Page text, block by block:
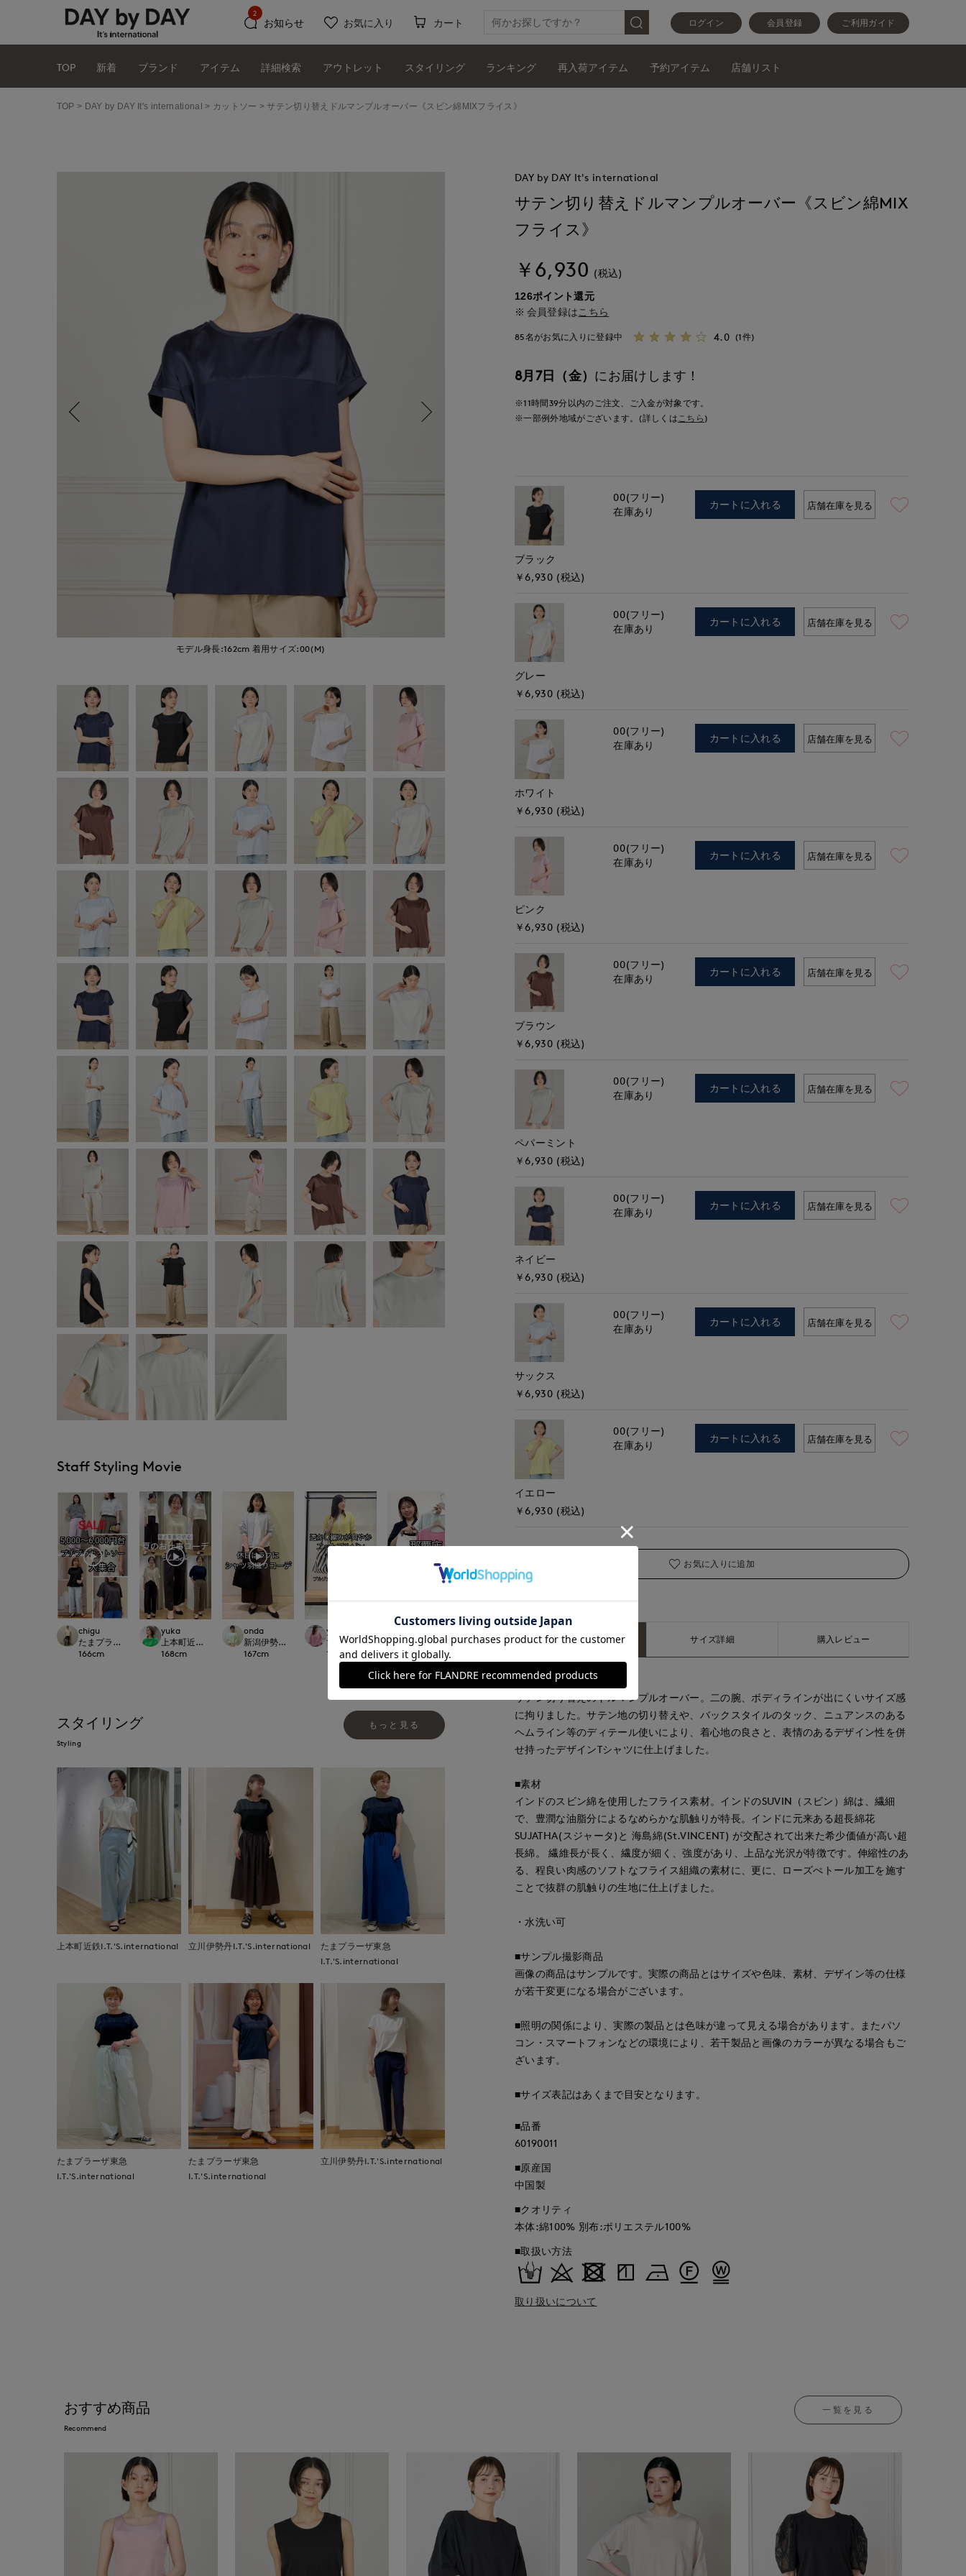
ログイン 会員登録 ご利用ガイド
お知らせ
2
お気に入り カート
TOP 新着 ブランド アイテム 詳細検索 アウトレット スタイリング ランキング 再入荷アイテム 予約アイテム 店舗リスト
TOP DAY by DAY It's international カットソー サテン切り替えドルマンプルオーバー《スビン綿MIXフライス》
モデル身長:162cm 着用サイズ:00(M)
Staff Styling Movie
chigu
たまプラーザ東急I.T.'S.international
166cm
yuka
上本町近鉄I.T.'S.international
168cm
onda
新潟伊勢丹7-IDconcept.
167cm
yoshi
博多大丸7-IDconcept.
155cm
那覇メインプレイスI.T.'S.international
157cm
岡山天満屋7-IDconcept.たまプラーザ東急I.T.'S.international
博多大丸7-IDconcept. たまプラーザ東急I.T.'S.international福山天満屋店INED/7-IDconcept./
スタイリング
Styling
もっと見る
上本町近鉄I.T.'S.international 立川伊勢丹I.T.'S.international
たまプラーザ東急
I.T.'S.international
たまプラーザ東急
I.T.'S.international
たまプラーザ東急
I.T.'S.international
立川伊勢丹I.T.'S.international
DAY by DAY It's international
サテン切り替えドルマンプルオーバー《スビン綿MIX
フライス》
￥6,930 (税込)
126ポイント還元
会員登録は こちら
85名がお気に入りに登録中 4.0 (1件)
8月7日（金） にお届けします！
※11時間39分以内のご注文、ご入金が対象です。
※一部例外地域がございます。(詳しくはこちら )
ブラック
￥6,930 (税込)
00(フリー)
在庫あり
カートに入れる 店舗在庫を見る
グレー
￥6,930 (税込)
00(フリー)
在庫あり
カートに入れる 店舗在庫を見る
ホワイト
￥6,930 (税込)
00(フリー)
在庫あり
カートに入れる 店舗在庫を見る
ピンク
￥6,930 (税込)
00(フリー)
在庫あり
カートに入れる 店舗在庫を見る
ブラウン
￥6,930 (税込)
00(フリー)
在庫あり
カートに入れる 店舗在庫を見る
ペパーミント
￥6,930 (税込)
00(フリー)
在庫あり
カートに入れる 店舗在庫を見る
ネイビー
￥6,930 (税込)
00(フリー)
在庫あり
カートに入れる 店舗在庫を見る
サックス
￥6,930 (税込)
00(フリー)
在庫あり
カートに入れる 店舗在庫を見る
イエロー
￥6,930 (税込)
00(フリー)
在庫あり
カートに入れる 店舗在庫を見る
お気に入りに追加
アイテム説明 サイズ詳細 購入レビュー
■デザイン
サテン切り替えのドルマンプルオーバー。二の腕、ボディラインが出にくいサイズ感
に拘りました。サテン地の切り替えや、バックスタイルのタック、ニュアンスのある
ヘムライン等のディテール使いにより、着心地の良さと、表情のあるデザイン性を併
せ持ったデザインTシャツに仕上げました。
■素材
インドのスビン綿を使用したフライス素材。インドのSUVIN（スビン）綿は、繊細
で、豊潤な油脂分によるなめらかな肌触りが特長。インドに元来ある超長綿花
SUJATHA(スジャータ)と 海島綿(St.VINCENT) が交配されて出来た希少価値が高い超
長綿。 繊維長が長く、繊度が細く、強度があり、上品な光沢が特徴です。伸縮性のあ
る、程良い肉感のソフトなフライス組織の素材に、更に、ローズぺトール加工を施す
ことで抜群の肌触りの生地に仕上げました。
・水洗い可
■サンプル撮影商品
画像の商品はサンプルです。実際の商品とはサイズや色味、素材、デザイン等の仕様
が若干変更になる場合がございます。
■照明の関係により、実際の製品とは色味が違って見える場合があります。またパソ
コン・スマートフォンなどの環境により、若干製品と画像のカラーが異なる場合もご
ざいます。
■サイズ表記はあくまで目安となります。
■品番
60190011
■原産国
中国製
■クオリティ
本体:綿100% 別布:ポリエステル100%
■取扱い方法
取り扱いについて
おすすめ商品
Recommend
一覧を見る